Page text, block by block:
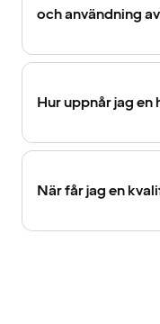
och användning
Hur uppnår jag en
När får jag en